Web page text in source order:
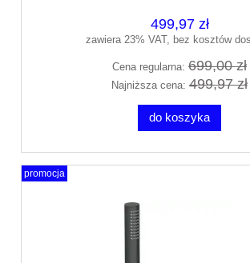
499,97 zł
zawiera 23% VAT, bez kosztów
Cena regularna: 699,00 zł
Najniższa cena: 499,97 zł
do koszyka
promocja